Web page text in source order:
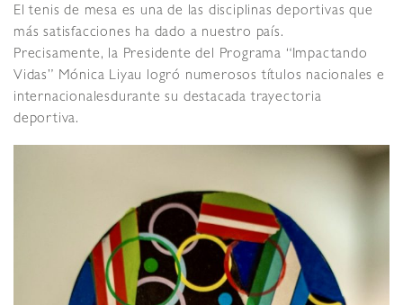
El tenis de mesa es una de las disciplinas deportivas que
más satisfacciones ha dado a nuestro país.
Precisamente, la Presidente del Programa “Impactando
Vidas” Mónica Liyau logró numerosos títulos nacionales e
internacionalesdurante su destacada trayectoria
deportiva.